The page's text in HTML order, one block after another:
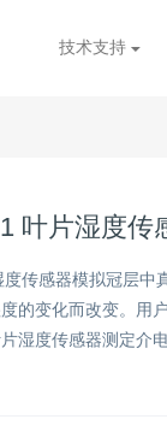
技术支持
叶片湿度传
度传感器模拟冠层中
的变化而改变。用
湿度传感器测定介